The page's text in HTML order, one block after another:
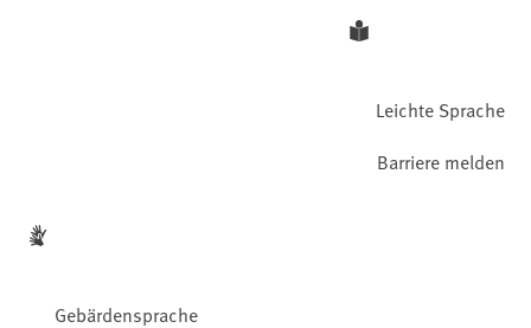
Leichte Sprache
Gebärdensprache
Barriere melden